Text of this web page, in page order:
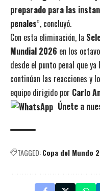
preparado para las
penales”, concluyó.
Con esta eliminación, la
Mundial 2026 en los
desde el punto penal que ya
continúan las reacciones y
equipo dirigido por Carlo
Únete a
TAGGED:Copa del Mundo